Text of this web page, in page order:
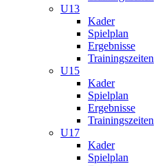
U13
Kader
Spielplan
Ergebnisse
Trainingszeiten
U15
Kader
Spielplan
Ergebnisse
Trainingszeiten
U17
Kader
Spielplan